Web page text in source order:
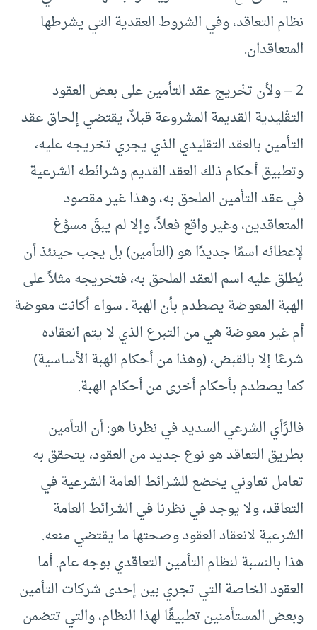
نظام التعاقد، وفي الشروط العقدية التي يشرطها
المتعاقدان.
2 – ولأن تخْريج عقد التأمين على بعض العقود
التقْليدية القديمة المشروعة قبلاً، يقتضي إلحاق عقد
التأمين بالعقد التقليدي الذي يجري تخريجه عليه،
وتطبيق أحكام ذلك العقد القديم وشرائطه الشرعية
في عقد التأمين الملحق به، وهذا غير مقصود
المتعاقدين، وغير واقع فعلاً، وإلا لم يبقَ مسوِّغ
لإعطائه اسمًا جديدًا هو (التأمين) بل يجب حينئذ أن
يُطلق عليه اسم العقد الملحق به، فتخريجه مثلاً على
الهبة المعوضة يصطدم بأن الهبة ـ سواء أكانت معوضة
أم غير معوضة هي من التبرع الذي لا يتم انعقاده
شرعًا إلا بالقبض، (وهذا من أحكام الهبة الأساسية)
كما يصطدم بأحكام أخرى من أحكام الهبة.
فالرَّأي الشرعي السديد في نظرنا هو: أن التأمين
بطريق التعاقد هو نوع جديد من العقود، يتحقق به
تعامل تعاوني يخضع للشرائط العامة الشرعية في
التعاقد، ولا يوجد في نظرنا في الشرائط العامة
الشرعية لانعقاد العقود وصحتها ما يقتضي منعه.
هذا بالنسبة لنظام التأمين التعاقدي بوجه عام. أما
العقود الخاصة التي تجري بين إحدى شركات التأمين
وبعض المستأمنين تطبيقًا لهذا النظام، والتي تتضمن